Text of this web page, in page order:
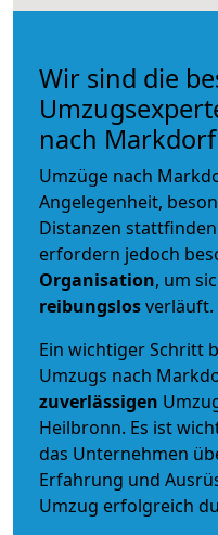
Wir sind die
nach Markdorf
Umzüge nach
Angelegenheit,
Distanzen
erfordern jedoch
Organisation, um
reibungslosverläuft.
Ein wichtiger Schritt
Umzugs nach
zuverlässigen
Heilbronn. Es ist
das Unternehmen
Erfahrung und
Umzug erfolgreich